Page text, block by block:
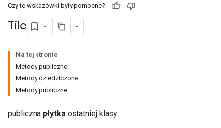
Czy te wskazówki były pomocne?
Tile
Na tej stronie
Metody publiczne
Metody dziedziczone
Metody publiczne
publiczna płytka ostatniej klasy